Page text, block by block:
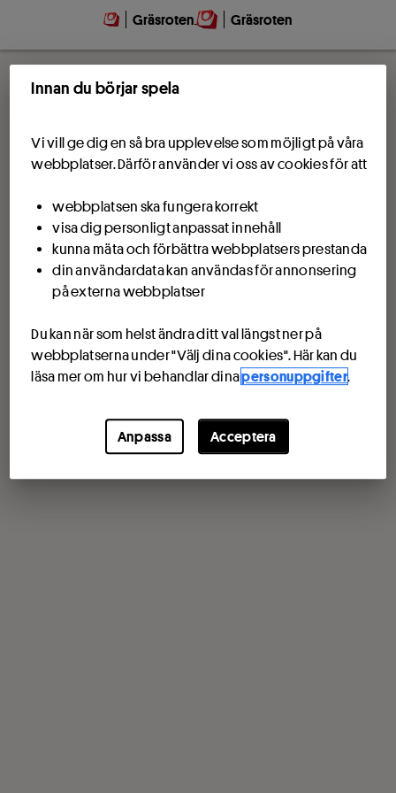
Gräsroten Gräsroten
Innan du börjar spela
Vi vill ge dig en så bra upplevelse som möjligt på våra
webbplatser. Därför använder vi oss av cookies för att
webbplatsen ska fungera korrekt
visa dig personligt anpassat innehåll
kunna mäta och förbättra webbplatsers prestanda
din användardata kan användas för annonsering
på externa webbplatser
Du kan när som helst ändra ditt val längst ner på
webbplatserna under "Välj dina cookies". Här kan du
läsa mer om hur vi behandlar dinapersonuppgifter.
Anpassa Acceptera